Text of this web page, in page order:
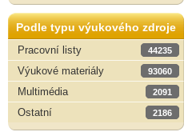
Podle typu výukového zdroje
Pracovní listy
44235
Výukové materiály 93060
Multimédia 2091
Ostatní 2186